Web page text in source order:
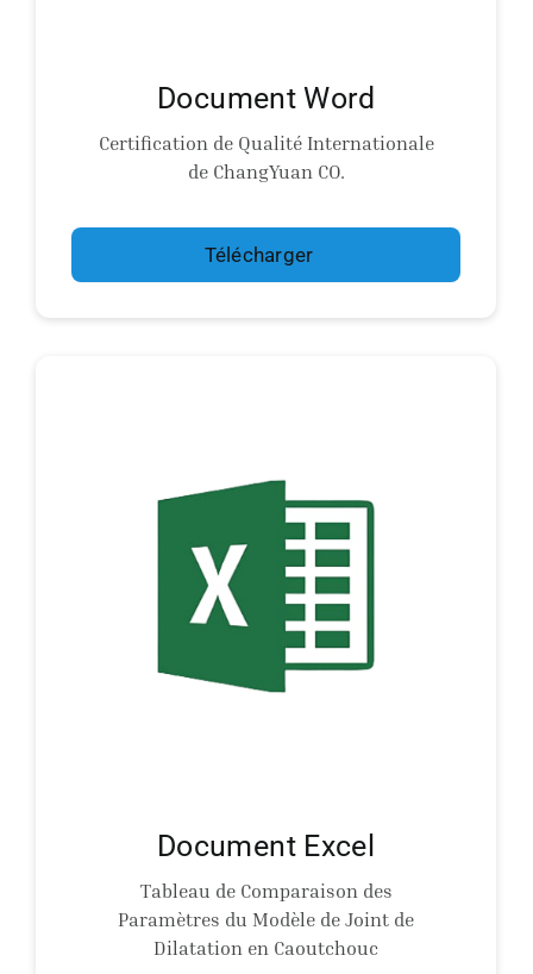
Document Word
Certification de Qualité Internationale
de ChangYuan CO.
Télécharger
Document Excel
Tableau de Comparaison des
Paramètres du Modèle de Joint de
Dilatation en Caoutchouc